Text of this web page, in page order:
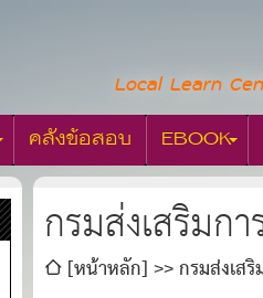
Local Learn
คลังข้อสอบ EBOOK
กรมส่งเสริมก
[หน้าหลัก] กรมส่งเส